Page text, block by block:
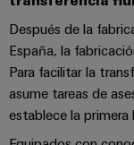
específicas
de
la
de
edificios
para
circuito
impreso
Servicios
Sistemas
de
E/S
Ethernet
Desafíos
Es
Después de la
España, la
Para facilitar la
asume tareas de
establece la